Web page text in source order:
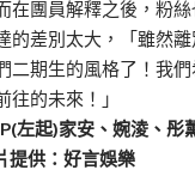
在團員解釋之後，粉
的差別太大，「雖然
二期生的風格了！我
的未來！」
左起)家安、婉淩、彤
供：好言娛樂